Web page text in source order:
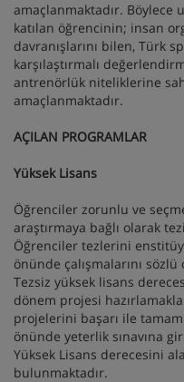
amaçlanmaktadır. Böylece
katılan öğrencinin; insan
davranışlarını bilen, Türk
karşılaştırmalı
antrenörlük niteliklerine
amaçlanmaktadır.
AÇILAN PROGRAMLAR
Yüksek Lisans
Öğrenciler zorunlu ve
araştırmaya bağlı olarak
Öğrenciler tezlerini
önünde çalışmalarını
Tezsiz yüksek lisans
dönem projesi
projelerini başarı ile
önünde yeterlik sınavına
Yüksek Lisans derecesini
bulunmaktadır.